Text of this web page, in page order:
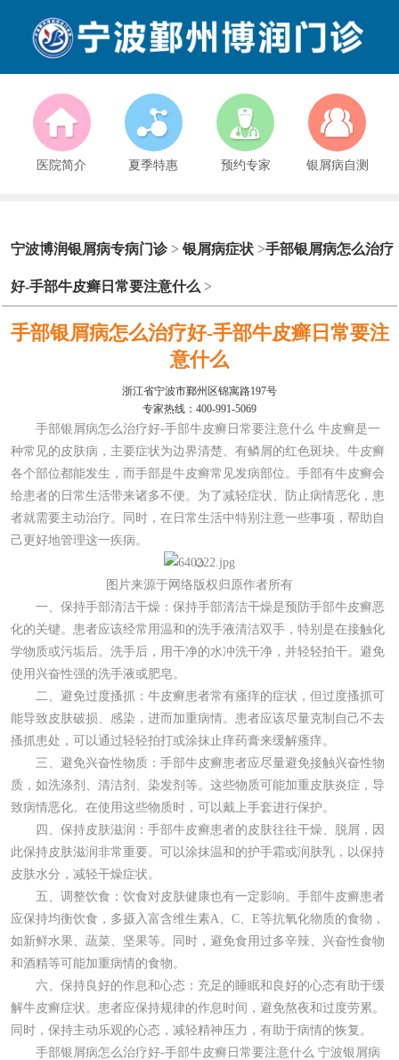
医院简介 夏季特惠 预约专家 银屑病自测
宁波博润银屑病专病门诊 > 银屑病症状 >手部银屑病怎么治疗
好-手部牛皮癣日常要注意什么 >
手部银屑病怎么治疗好-手部牛皮癣日常要注
意什么
浙江省宁波市鄞州区锦寓路197号
专家热线：400-991-5069
手部银屑病怎么治疗好-手部牛皮癣日常要注意什么 牛皮癣是一
种常见的皮肤病，主要症状为边界清楚、有鳞屑的红色斑块。牛皮癣
各个部位都能发生，而手部是牛皮癣常见发病部位。手部有牛皮癣会
给患者的日常生活带来诸多不便。为了减轻症状、防止病情恶化，患
者就需要主动治疗。同时，在日常生活中特别注意一些事项，帮助自
己更好地管理这一疾病。
图片来源于网络版权归原作者所有
一、保持手部清洁干燥：保持手部清洁干燥是预防手部牛皮癣恶
化的关键。患者应该经常用温和的洗手液清洁双手，特别是在接触化
学物质或污垢后。洗手后，用干净的水冲洗干净，并轻轻拍干。避免
使用兴奋性强的洗手液或肥皂。
二、避免过度搔抓：牛皮癣患者常有瘙痒的症状，但过度搔抓可
能导致皮肤破损、感染，进而加重病情。患者应该尽量克制自己不去
搔抓患处，可以通过轻轻拍打或涂抹止痒药膏来缓解瘙痒。
三、避免兴奋性物质：手部牛皮癣患者应尽量避免接触兴奋性物
质，如洗涤剂、清洁剂、染发剂等。这些物质可能加重皮肤炎症，导
致病情恶化。在使用这些物质时，可以戴上手套进行保护。
四、保持皮肤滋润：手部牛皮癣患者的皮肤往往干燥、脱屑，因
此保持皮肤滋润非常重要。可以涂抹温和的护手霜或润肤乳，以保持
皮肤水分，减轻干燥症状。
五、调整饮食：饮食对皮肤健康也有一定影响。手部牛皮癣患者
应保持均衡饮食，多摄入富含维生素A、C、E等抗氧化物质的食物，
如新鲜水果、蔬菜、坚果等。同时，避免食用过多辛辣、兴奋性食物
和酒精等可能加重病情的食物。
六、保持良好的作息和心态：充足的睡眠和良好的心态有助于缓
解牛皮癣症状。患者应保持规律的作息时间，避免熬夜和过度劳累。
同时，保持主动乐观的心态，减轻精神压力，有助于病情的恢复。
手部银屑病怎么治疗好-手部牛皮癣日常要注意什么 宁波银屑病